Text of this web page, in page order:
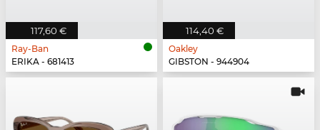
117,60 €
Ray-Ban
ERIKA - 681413
114,40 €
Oakley
GIBSTON - 944904